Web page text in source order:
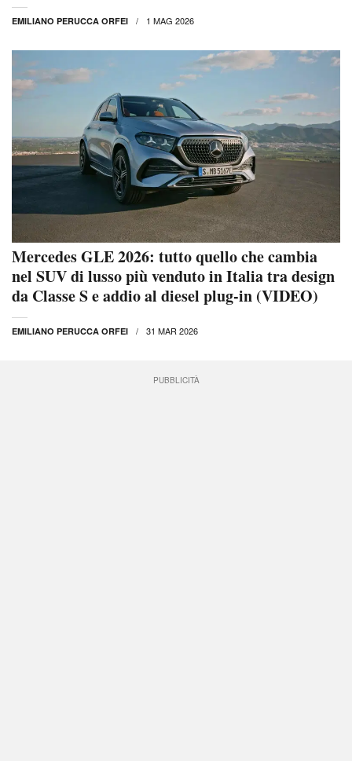
EMILIANO PERUCCA ORFEI 1 MAG 2026
Mercedes GLE 2026: tutto quello che cambia
nel SUV di lusso più venduto in Italia tra design
da Classe S e addio al diesel plug-in (VIDEO)
EMILIANO PERUCCA ORFEI 31 MAR 2026
PUBBLICITÀ